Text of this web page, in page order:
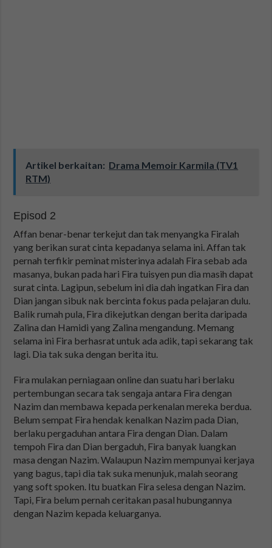
Artikel berkaitan: Drama Memoir Karmila (TV1
RTM)
Episod 2
Affan benar-benar terkejut dan tak menyangka Firalah
yang berikan surat cinta kepadanya selama ini. Affan tak
pernah terfikir peminat misterinya adalah Fira sebab ada
masanya, bukan pada hari Fira tuisyen pun dia masih dapat
surat cinta. Lagipun, sebelum ini dia dah ingatkan Fira dan
Dian jangan sibuk nak bercinta fokus pada pelajaran dulu.
Balik rumah pula, Fira dikejutkan dengan berita daripada
Zalina dan Hamidi yang Zalina mengandung. Memang
selama ini Fira berhasrat untuk ada adik, tapi sekarang tak
lagi. Dia tak suka dengan berita itu.
Fira mulakan perniagaan online dan suatu hari berlaku
pertembungan secara tak sengaja antara Fira dengan
Nazim dan membawa kepada perkenalan mereka berdua.
Belum sempat Fira hendak kenalkan Nazim pada Dian,
berlaku pergaduhan antara Fira dengan Dian. Dalam
tempoh Fira dan Dian bergaduh, Fira banyak luangkan
masa dengan Nazim. Walaupun Nazim mempunyai kerjaya
yang bagus, tapi dia tak suka menunjuk, malah seorang
yang soft spoken. Itu buatkan Fira selesa dengan Nazim.
Tapi, Fira belum pernah ceritakan pasal hubungannya
dengan Nazim kepada keluarganya.